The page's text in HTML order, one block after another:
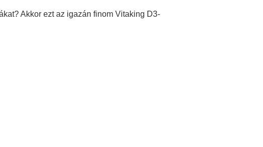
Akkor ezt az igazán finom Vitaking D3-